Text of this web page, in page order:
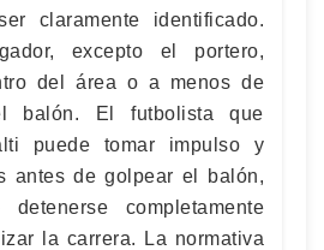
claramente identificado.
excepto el portero,
del área o a menos de
balón. El futbolista que
puede tomar impulso y
antes de golpear el balón,
completamente
la carrera. La normativa